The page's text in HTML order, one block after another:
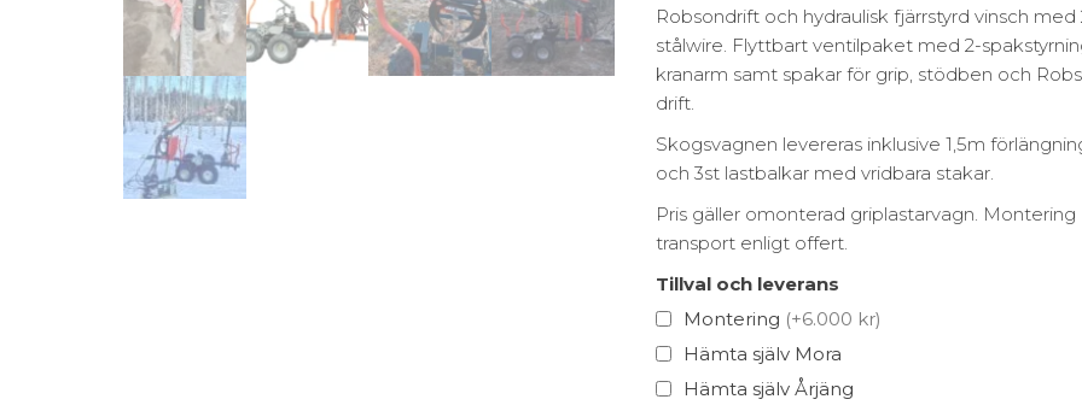
Robsondrift och hydraulisk fjärrstyrd vinsch med
stålwire. Flyttbart ventilpaket med 2-
kranarm samt spakar för grip, stödben och
drift.
Skogsvagnen levereras inklusive 1,5m
och 3st lastbalkar med vridbara stakar.
Pris gäller omonterad griplastarvagn. Montering
transport enligt offert.
Tillval och leverans
Montering (+6.000 kr)
Hämta själv Mora
Hämta själv Årjäng